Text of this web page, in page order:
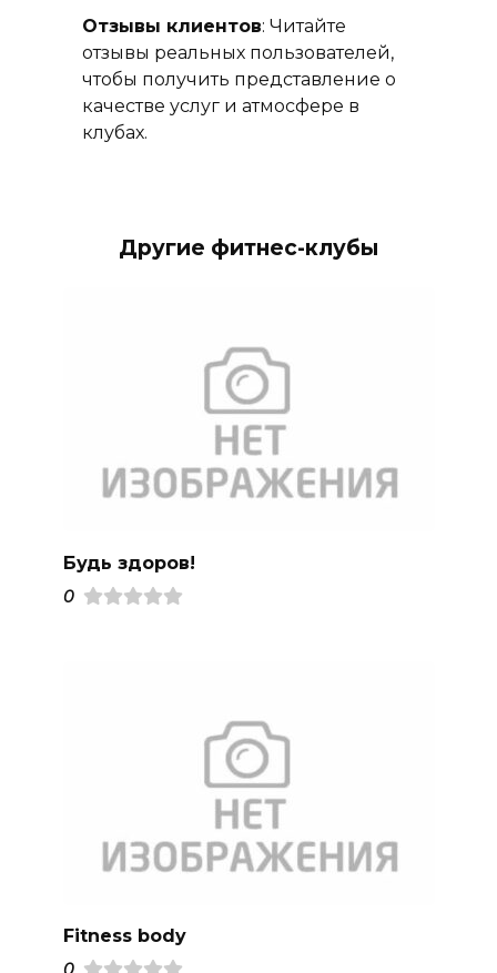
Отзывы клиентов: Читайте
отзывы реальных пользователей,
чтобы получить представление о
качестве услуг и атмосфере в
клубах.
Другие фитнес-клубы
Будь здоров!
0
Fitness body